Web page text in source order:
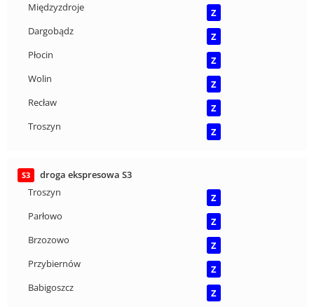
Międzyzdroje
Z
Dargobądz
Z
Płocin
Z
Wolin
Z
Recław
Z
Troszyn
Z
S3
droga ekspresowa S3
Troszyn
Z
Parłowo
Z
Brzozowo
Z
Przybiernów
Z
Babigoszcz
Z